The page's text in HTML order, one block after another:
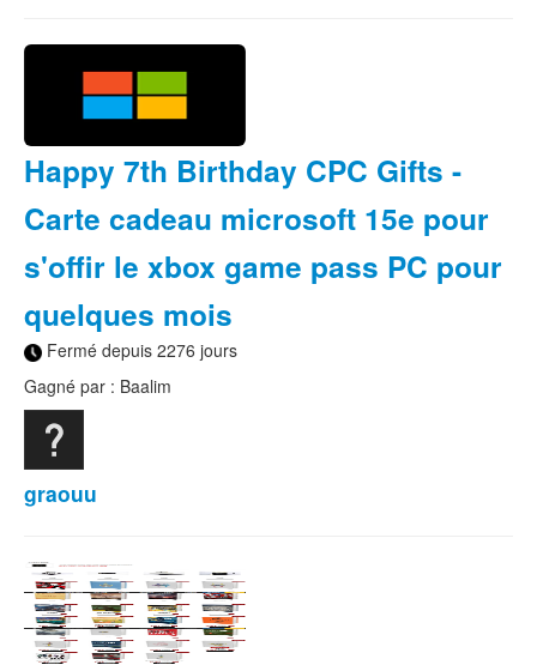
Happy 7th Birthday CPC Gifts -
Carte cadeau microsoft 15e pour
s'offir le xbox game pass PC pour
quelques mois
Fermé depuis 2276 jours
Gagné par : Baalim
graouu